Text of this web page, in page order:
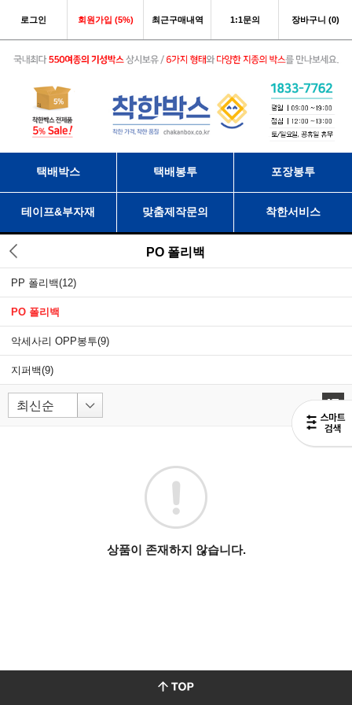
로그인 회원가입 (5%) 최근구매내역 1:1문의 장바구니 (0)
택배박스 택배봉투 포장봉투
테이프&부자재 맞춤제작문의 착한서비스
PO 폴리백
PP 폴리백(12)
PO 폴리백
악세사리 OPP봉투(9)
지퍼백(9)
상품이 존재하지 않습니다.